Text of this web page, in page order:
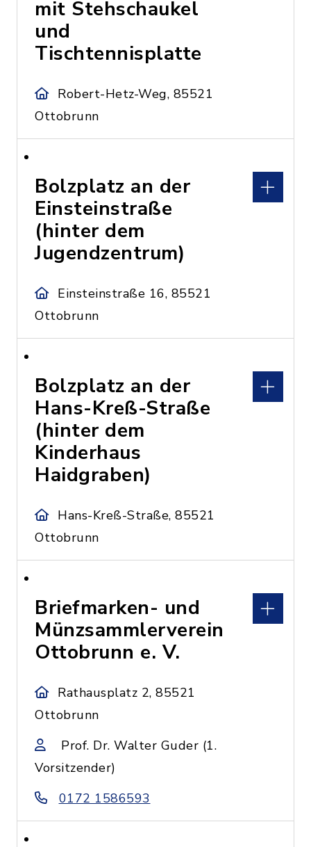
mit Stehschaukel
und
Tischtennisplatte
Robert-Hetz-Weg, 85521
Ottobrunn
Bolzplatz an der
Einsteinstraße
(hinter dem
Jugendzentrum)
Einsteinstraße 16, 85521
Ottobrunn
Bolzplatz an der
Hans-Kreß-Straße
(hinter dem
Kinderhaus
Haidgraben)
Hans-Kreß-Straße, 85521
Ottobrunn
Briefmarken- und
Münzsammlerverein
Ottobrunn e. V.
Rathausplatz 2, 85521
Ottobrunn
Prof. Dr. Walter Guder (1.
Vorsitzender)
0172 1586593